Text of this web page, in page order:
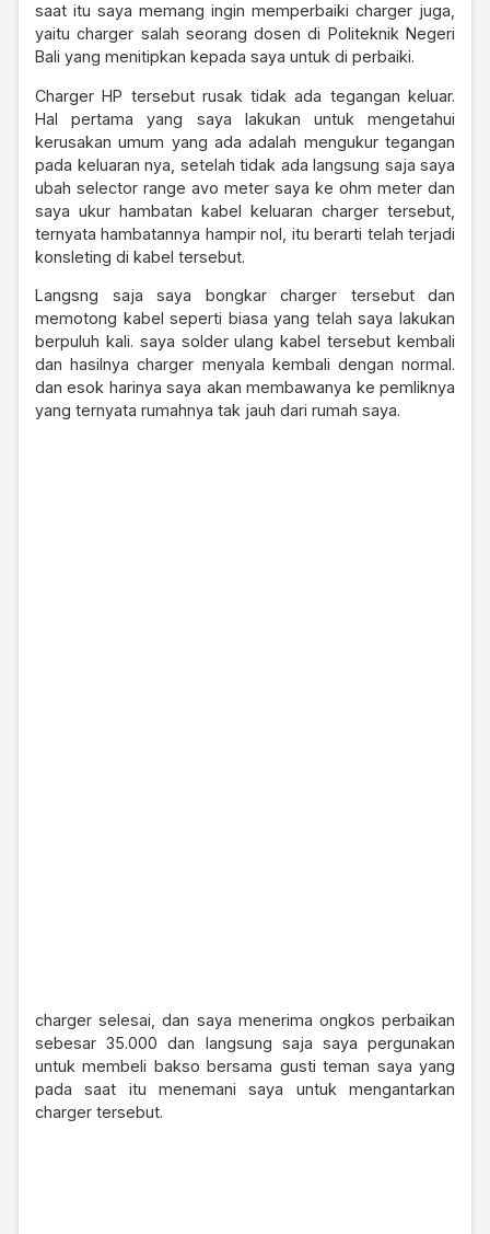
saat itu saya memang ingin memperbaiki charger juga,
yaitu charger salah seorang dosen di Politeknik Negeri
Bali yang menitipkan kepada saya untuk di perbaiki.
Charger HP tersebut rusak tidak ada tegangan keluar.
Hal pertama yang saya lakukan untuk mengetahui
kerusakan umum yang ada adalah mengukur tegangan
pada keluaran nya, setelah tidak ada langsung saja saya
ubah selector range avo meter saya ke ohm meter dan
saya ukur hambatan kabel keluaran charger tersebut,
ternyata hambatannya hampir nol, itu berarti telah terjadi
konsleting di kabel tersebut.
Langsng saja saya bongkar charger tersebut dan
memotong kabel seperti biasa yang telah saya lakukan
berpuluh kali. saya solder ulang kabel tersebut kembali
dan hasilnya charger menyala kembali dengan normal.
dan esok harinya saya akan membawanya ke pemliknya
yang ternyata rumahnya tak jauh dari rumah saya.
charger selesai, dan saya menerima ongkos perbaikan
sebesar 35.000 dan langsung saja saya pergunakan
untuk membeli bakso bersama gusti teman saya yang
pada saat itu menemani saya untuk mengantarkan
charger tersebut.